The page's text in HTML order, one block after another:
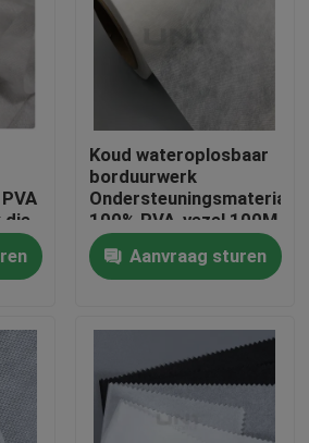
die
Koud wateroplosbaar
borduurwerk
Ondersteuningsmateriaal
100% PVA-vezel 100M
/ rol
Aanvraag sturen